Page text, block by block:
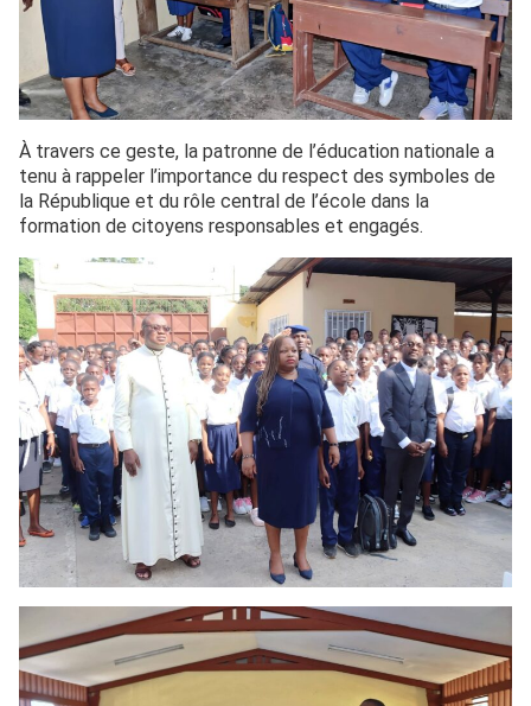
À travers ce geste, la patronne de l’éducation nationale a
tenu à rappeler l’importance du respect des symboles de
la République et du rôle central de l’école dans la
formation de citoyens responsables et engagés.